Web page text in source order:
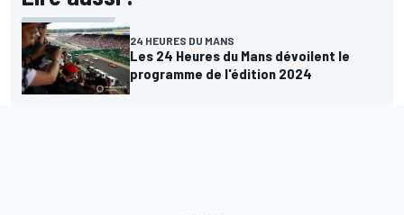
24 HEURES DU MANS
Les 24 Heures du Mans dévoilent le
programme de l'édition 2024